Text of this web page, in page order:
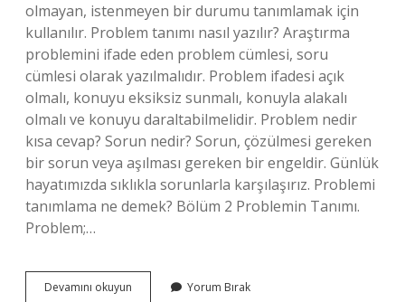
olmayan, istenmeyen bir durumu tanımlamak için
kullanılır. Problem tanımı nasıl yazılır? Araştırma
problemini ifade eden problem cümlesi, soru
cümlesi olarak yazılmalıdır. Problem ifadesi açık
olmalı, konuyu eksiksiz sunmalı, konuyla alakalı
olmalı ve konuyu daraltabilmelidir. Problem nedir
kısa cevap? Sorun nedir? Sorun, çözülmesi gereken
bir sorun veya aşılması gereken bir engeldir. Günlük
hayatımızda sıklıkla sorunlarla karşılaşırız. Problemi
tanımlama ne demek? Bölüm 2 Problemin Tanımı.
Problem;…
Devamını okuyun Problem
Yorum Bırak